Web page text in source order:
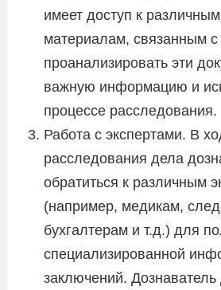
имеет доступ к
материалам, связанным
проанализировать эти
важную информацию и
процессе расследования.
Работа с экспертами. В
расследования дела
обратиться к различным
(например, медикам,
бухгалтерам и т.д.) для
специализированной
заключений.